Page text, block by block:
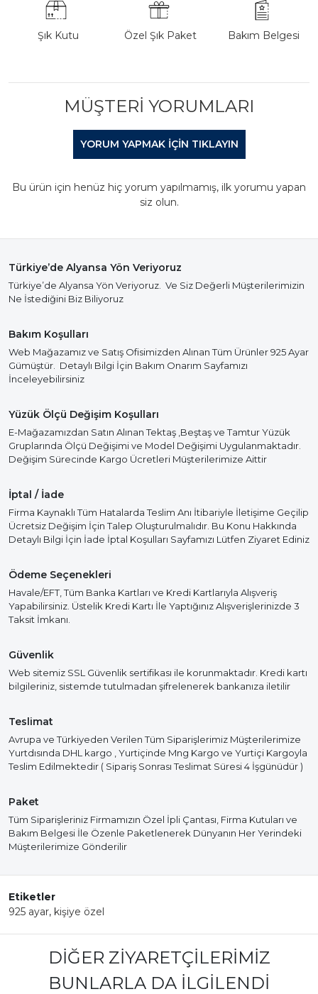
Şık Kutu Özel Şık Paket Bakım Belgesi
MÜŞTERI YORUMLARI
YORUM YAPMAK IÇIN TIKLAYIN
Bu ürün için henüz hiç yorum yapılmamış, ilk yorumu yapan
siz olun.
Türkiye’de Alyansa Yön Veriyoruz
Türkiye’de Alyansa Yön Veriyoruz. Ve Siz Değerli Müşterilerimizin
Ne İstediğini Biz Biliyoruz
Bakım Koşulları
Web Mağazamız ve Satış Ofisimizden Alınan Tüm Ürünler 925 Ayar
Gümüştür. Detaylı Bilgi İçin Bakım Onarım Sayfamızı
İnceleyebilirsiniz
Yüzük Ölçü Değişim Koşulları
E-Mağazamızdan Satın Alınan Tektaş ,Beştaş ve Tamtur Yüzük
Gruplarında Ölçü Değişimi ve Model Değişimi Uygulanmaktadır.
Değişim Sürecinde Kargo Ücretleri Müşterilerimize Aittir
İptal / İade
Firma Kaynaklı Tüm Hatalarda Teslim Anı İtibariyle İletişime Geçilip
Ücretsiz Değişim İçin Talep Oluşturulmalıdır. Bu Konu Hakkında
Detaylı Bilgi İçin İade İptal Koşulları Sayfamızı Lütfen Ziyaret Ediniz
Ödeme Seçenekleri
Havale/EFT, Tüm Banka Kartları ve Kredi Kartlarıyla Alışveriş
Yapabilirsiniz. Üstelik Kredi Kartı İle Yaptığınız Alışverişlerinizde 3
Taksit İmkanı.
Güvenlik
Web sitemiz SSL Güvenlik sertifikası ile korunmaktadır. Kredi kartı
bilgileriniz, sistemde tutulmadan şifrelenerek bankanıza iletilir
Teslimat
Avrupa ve Türkiyeden Verilen Tüm Siparişlerimiz Müşterilerimize
Yurtdısında DHL kargo , Yurtiçinde Mng Kargo ve Yurtiçi Kargoyla
Teslim Edilmektedir ( Sipariş Sonrası Teslimat Süresi 4 İşgünüdür )
Paket
Tüm Siparişleriniz Firmamızın Özel İpli Çantası, Firma Kutuları ve
Bakım Belgesi İle Özenle Paketlenerek Dünyanın Her Yerindeki
Müşterilerimize Gönderilir
Etiketler
925 ayar, kişiye özel
DIĞER ZIYARETÇILERIMIZ
BUNLARLA DA İLGILENDI